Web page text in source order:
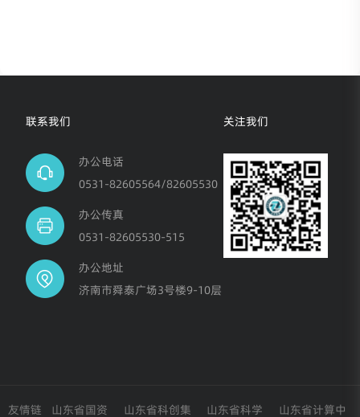
联系我们
办公电话
0531-82605564/82605530
办公传真
0531-82605530-515
办公地址
济南市舜泰广场3号楼9-10层
关注我们
友情链 山东省国资 山东省科创集 山东省科学 山东省计算中